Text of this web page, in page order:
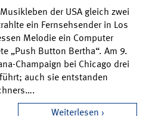
der USA gleich zwei
ein Fernsehsender in Los
Melodie ein Computer
„Push Button Bertha“. Am 9.
Champaign bei Chicago drei
auch sie entstanden
Weiterlesen